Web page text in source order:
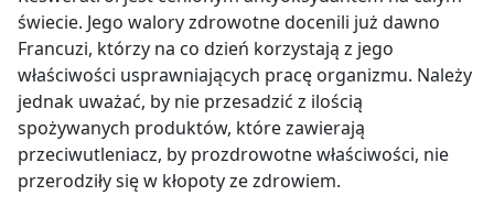
świecie. Jego walory zdrowotne docenili już dawno
Francuzi, którzy na co dzień korzystają z jego
właściwości usprawniających pracę organizmu. Należy
jednak uważać, by nie przesadzić z ilością
spożywanych produktów, które zawierają
przeciwutleniacz, by prozdrowotne właściwości, nie
przerodziły się w kłopoty ze zdrowiem.